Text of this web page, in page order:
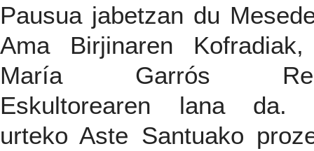
Pausua jabetzan du
Ama Birjinaren
María Garrós
Eskultorearen lana da.
urteko Aste Santuako